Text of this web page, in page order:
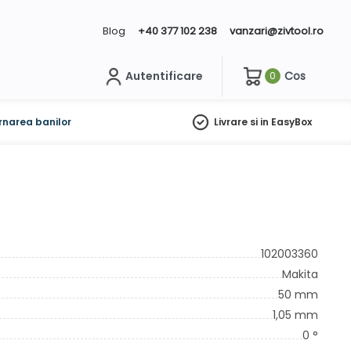
Blog +40 377 102 238 vanzari@zivtool.ro
Autentificare 0 Cos
banilor Livrare si in EasyBox
102003360
Makita
50 mm
1,05 mm
0 °